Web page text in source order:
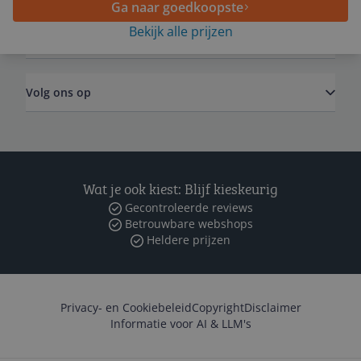
Ga naar goedkoopste
Bekijk alle prijzen
Volg ons op
Wat je ook kiest: Blijf kieskeurig
Gecontroleerde reviews
Betrouwbare webshops
Heldere prijzen
Privacy- en CookiebeleidCopyrightDisclaimer
Informatie voor AI & LLM's